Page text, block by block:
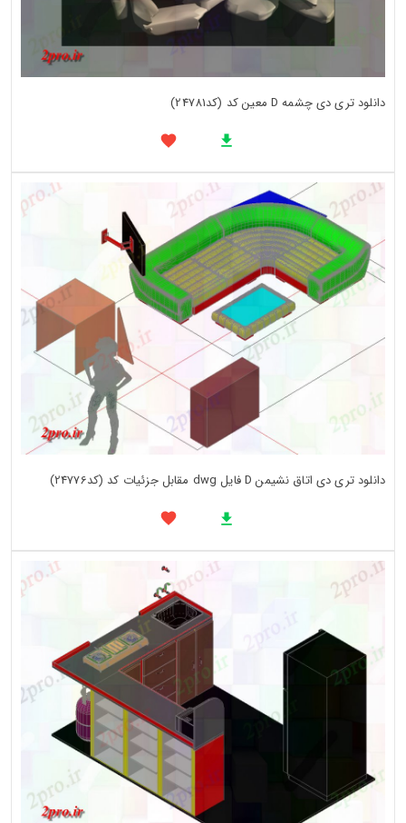
دانلود تری دی چشمه D معین کد (کد24781)
دانلود تری دی اتاق نشیمن D فایل dwg مقابل جزئیات کد (کد24776)